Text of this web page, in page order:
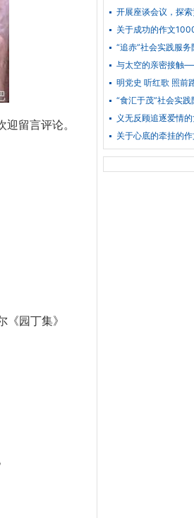
留言评论。
园丁集》
开展座谈会议，探
关于成功的作文
“追赤”社会实践服
与太空的亲密接触
明党史 听红歌 照前
“食汇于茂”社会实
义无反顾追逐爱情的
关于心底的牵挂的